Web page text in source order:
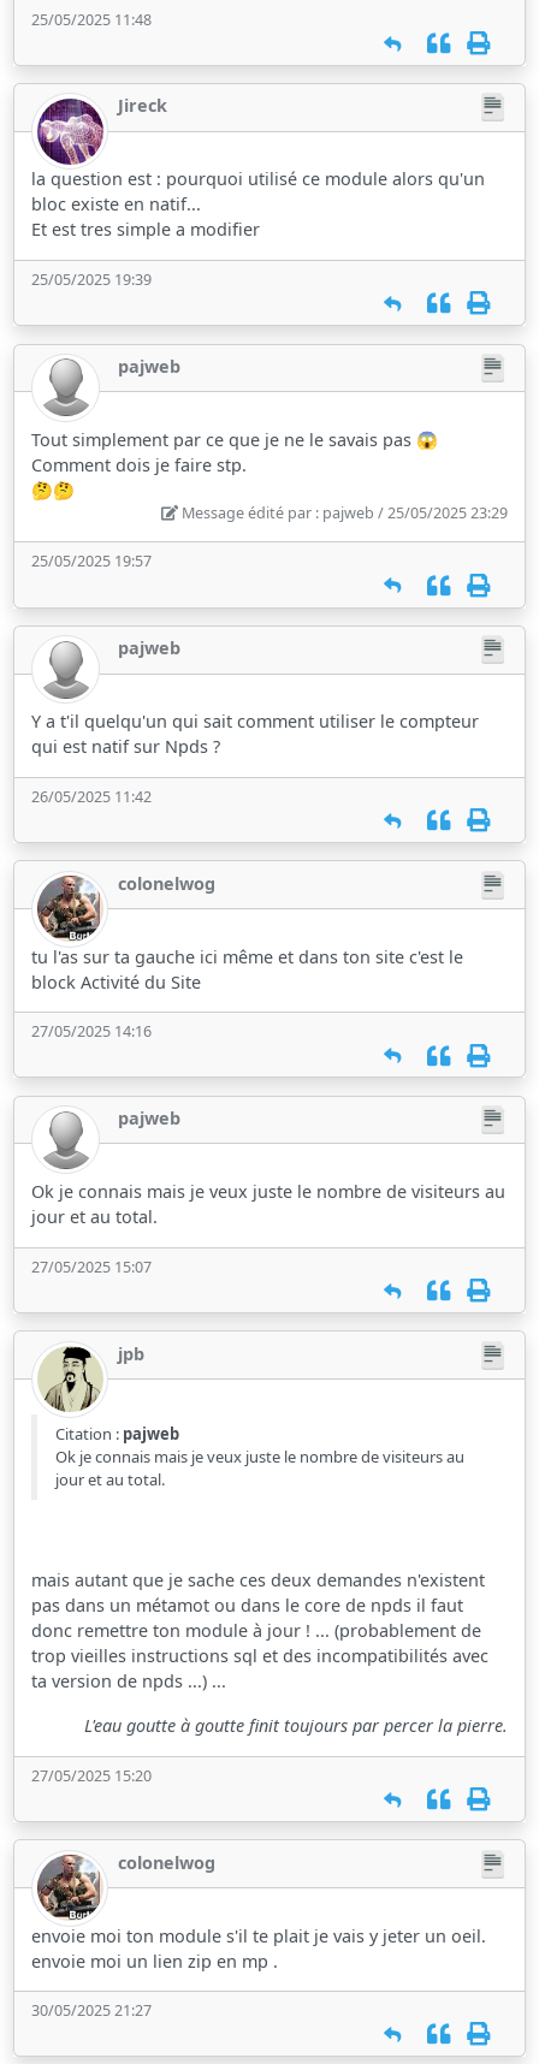
25/05/2025 11:48
Jireck
la question est : pourquoi utilisé ce module alors qu'un
bloc existe en natif...
Et est tres simple a modifier
25/05/2025 19:39
pajweb
Tout simplement par ce que je ne le savais pas 😱
Comment dois je faire stp.
🤔🤔
Message édité par : pajweb / 25/05/2025 23:29
25/05/2025 19:57
pajweb
Y a t'il quelqu'un qui sait comment utiliser le compteur
qui est natif sur Npds ?
26/05/2025 11:42
colonelwog
tu l'as sur ta gauche ici même et dans ton site c'est le
block Activité du Site
27/05/2025 14:16
pajweb
Ok je connais mais je veux juste le nombre de visiteurs au
jour et au total.
27/05/2025 15:07
jpb
Citation : pajweb
Ok je connais mais je veux juste le nombre de visiteurs au
jour et au total.
mais autant que je sache ces deux demandes n'existent
pas dans un métamot ou dans le core de npds il faut
donc remettre ton module à jour ! ... (probablement de
trop vieilles instructions sql et des incompatibilités avec
ta version de npds ...) ...
L'eau goutte à goutte finit toujours par percer la pierre.
27/05/2025 15:20
colonelwog
envoie moi ton module s'il te plait je vais y jeter un oeil.
envoie moi un lien zip en mp .
30/05/2025 21:27